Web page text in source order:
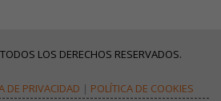
LOS DERECHOS RESERVADOS.
DE PRIVACIDAD | POLÍTICA DE COOKIES